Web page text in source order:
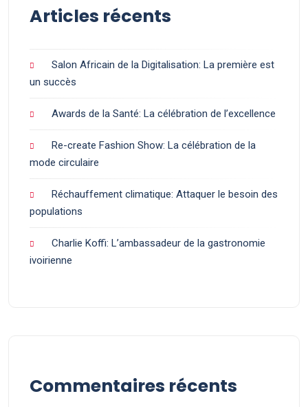
Articles récents
Salon Africain de la Digitalisation: La première est
un succès
Awards de la Santé: La célébration de l’excellence
Re-create Fashion Show: La célébration de la
mode circulaire
Réchauffement climatique: Attaquer le besoin des
populations
Charlie Koffi: L’ambassadeur de la gastronomie
ivoirienne
Commentaires récents